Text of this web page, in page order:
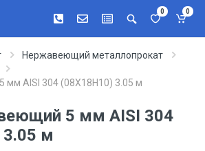
0 0
Нержавеющий металлопрокат
мм AISI 304 (08Х18Н10) 3.05 м
5 мм AISI 304
м